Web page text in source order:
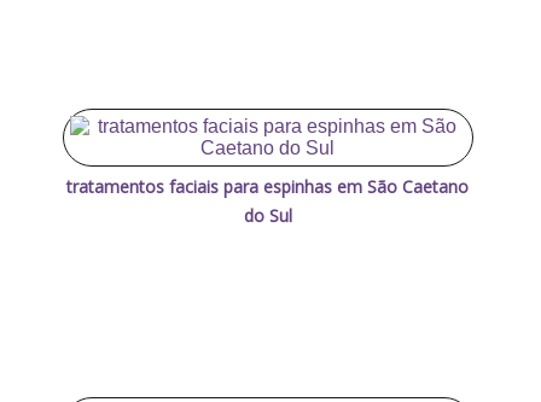
tratamentos faciais para espinhas em São Caetano
do Sul